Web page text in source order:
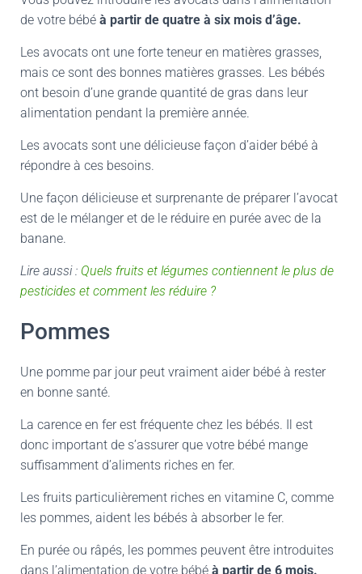
de votre bébé à partir de quatre à six mois d’âge.
Les avocats ont une forte teneur en matières grasses,
mais ce sont des bonnes matières grasses. Les bébés
ont besoin d’une grande quantité de gras dans leur
alimentation pendant la première année.
Les avocats sont une délicieuse façon d’aider bébé à
répondre à ces besoins.
Une façon délicieuse et surprenante de préparer l’avocat
est de le mélanger et de le réduire en purée avec de la
banane.
Lire aussi : Quels fruits et légumes contiennent le plus de
pesticides et comment les réduire ?
Pommes
Une pomme par jour peut vraiment aider bébé à rester
en bonne santé.
La carence en fer est fréquente chez les bébés. Il est
donc important de s’assurer que votre bébé mange
suffisamment d’aliments riches en fer.
Les fruits particulièrement riches en vitamine C, comme
les pommes, aident les bébés à absorber le fer.
En purée ou râpés, les pommes peuvent être introduites
dans l’alimentation de votre bébé à partir de 6 mois.